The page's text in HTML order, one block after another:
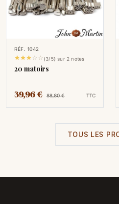
RÉF. 1042
   (3/5) sur 2 notes
20 matoirs
39,96 € 88,80 € TTC
TOUS LES